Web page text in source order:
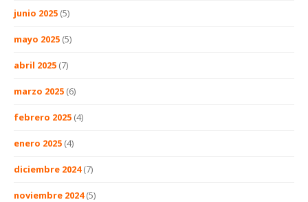
junio 2025 (5)
mayo 2025 (5)
abril 2025 (7)
marzo 2025 (6)
febrero 2025 (4)
enero 2025 (4)
diciembre 2024(7)
noviembre 2024(5)